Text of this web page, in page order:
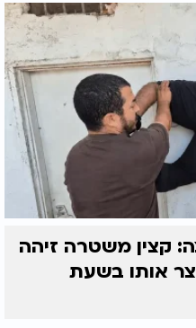
קצין משטרה זיהה
אותו בשעת